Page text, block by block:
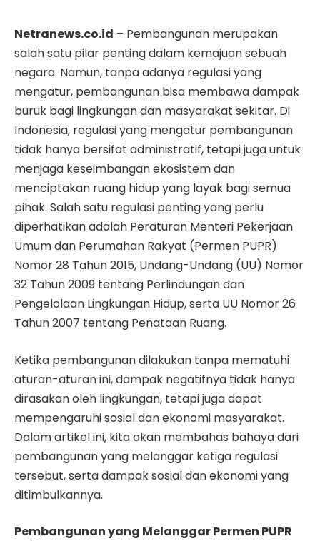
Netranews.co.id – Pembangunan merupakan
salah satu pilar penting dalam kemajuan sebuah
negara. Namun, tanpa adanya regulasi yang
mengatur, pembangunan bisa membawa dampak
buruk bagi lingkungan dan masyarakat sekitar. Di
Indonesia, regulasi yang mengatur pembangunan
tidak hanya bersifat administratif, tetapi juga untuk
menjaga keseimbangan ekosistem dan
menciptakan ruang hidup yang layak bagi semua
pihak. Salah satu regulasi penting yang perlu
diperhatikan adalah Peraturan Menteri Pekerjaan
Umum dan Perumahan Rakyat (Permen PUPR)
Nomor 28 Tahun 2015, Undang-Undang (UU) Nomor
32 Tahun 2009 tentang Perlindungan dan
Pengelolaan Lingkungan Hidup, serta UU Nomor 26
Tahun 2007 tentang Penataan Ruang.
Ketika pembangunan dilakukan tanpa mematuhi
aturan-aturan ini, dampak negatifnya tidak hanya
dirasakan oleh lingkungan, tetapi juga dapat
mempengaruhi sosial dan ekonomi masyarakat.
Dalam artikel ini, kita akan membahas bahaya dari
pembangunan yang melanggar ketiga regulasi
tersebut, serta dampak sosial dan ekonomi yang
ditimbulkannya.
Pembangunan yang Melanggar Permen PUPR